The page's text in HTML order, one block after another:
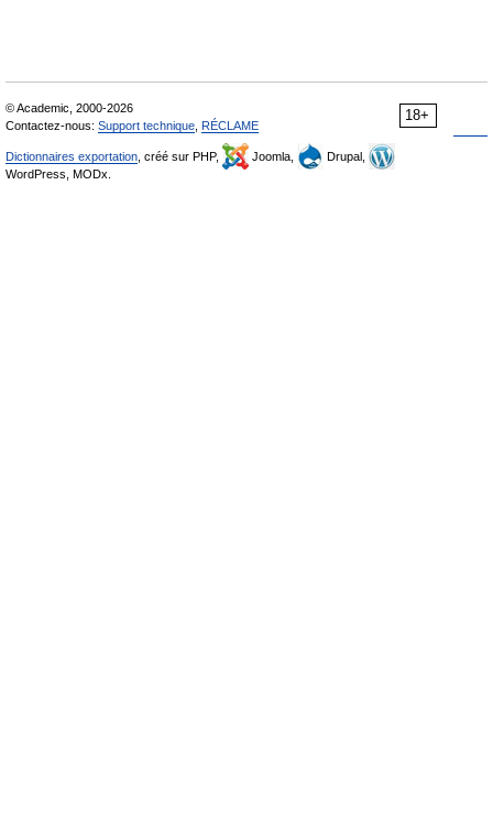
18+
© Academic, 2000-2026
Contactez-nous: Support technique RÉCLAME
Dictionnaires exportation , créé sur PHP, Joomla,
Drupal,
WordPress, MODx.